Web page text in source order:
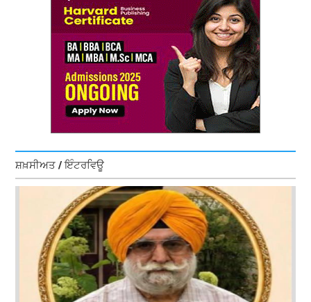
ਸ਼ਖ਼ਸੀਅਤ / ਇੰਟਰਵਿਊ